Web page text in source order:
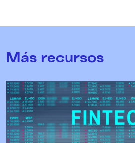
Más recursos